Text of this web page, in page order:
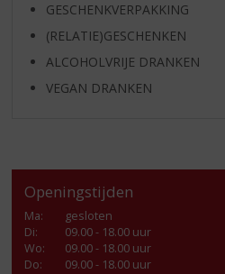
GESCHENKVERPAKKING
(RELATIE)GESCHENKEN
ALCOHOLVRIJE DRANKEN
VEGAN DRANKEN
Openingstijden
Ma:
gesloten
Di:
09.00 - 18.00 uur
Wo:
09.00 - 18.00 uur
Do:
09.00 - 18.00 uur